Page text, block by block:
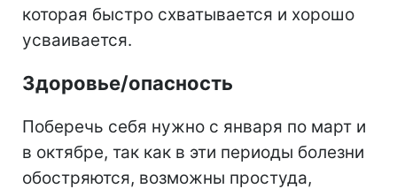
которая быстро схватывается и хорошо
усваивается.
Здоровье/опасность
Поберечь себя нужно с января по март и
в октябре, так как в эти периоды болезни
обостряются, возможны простуда,